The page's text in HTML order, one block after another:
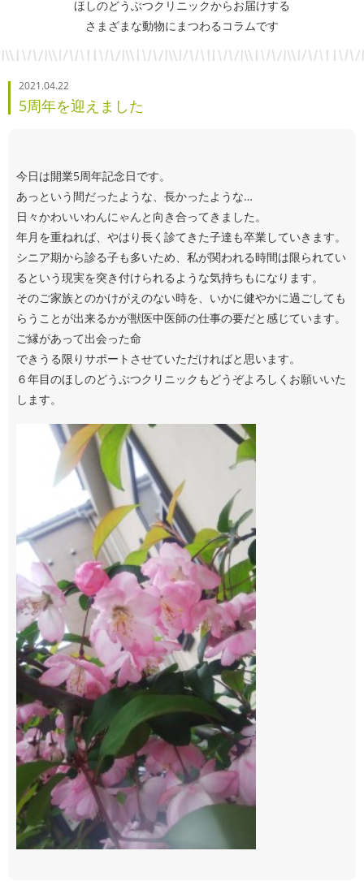
ほしのどうぶつクリニックからお届けする
さまざまな動物にまつわるコラムです
2021.04.22
5周年を迎えました
今日は開業5周年記念日です。
あっという間だったような、長かったような…
日々かわいいわんにゃんと向き合ってきました。
年月を重ねれば、やはり長く診てきた子達も卒業していきます。
シニア期から診る子も多いため、私が関われる時間は限られてい
るという現実を突き付けられるような気持ちもになります。
そのご家族とのかけがえのない時を、いかに健やかに過ごしても
らうことが出来るかが獣医中医師の仕事の要だと感じています。
ご縁があって出会った命
できうる限りサポートさせていただければと思います。
６年目のほしのどうぶつクリニックもどうぞよろしくお願いいた
します。